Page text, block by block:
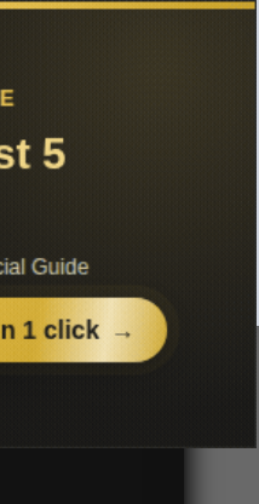
нами связь,
наш
ТВ-1
| Серии: [49 из 60]
стабилен
Fang Yu Quan Kai